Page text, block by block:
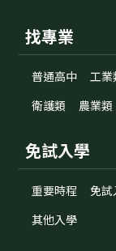
找專業
普通高中 工業
衛護類
農業類
免試入學
重要時程 免試
其他入學